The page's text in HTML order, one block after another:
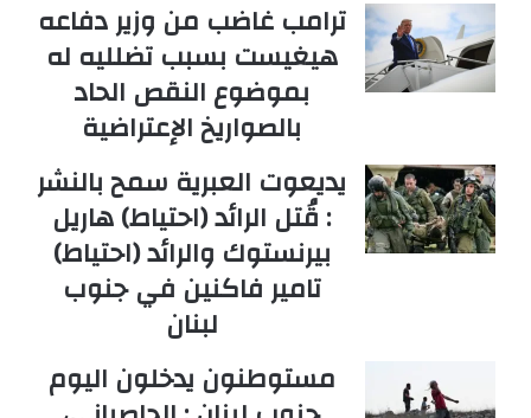
ترامب غاضب من وزير دفاعه
هيغيست بسبب تضلليه له
بموضوع النقص الحاد
بالصواريخ الإعتراضية
يديعوت العبرية سمح بالنشر
: قُتل الرائد (احتياط) هاريل
بيرنستوك والرائد (احتياط)
تامير فاكنين في جنوب
لبنان
مستوطنون يدخلون اليوم